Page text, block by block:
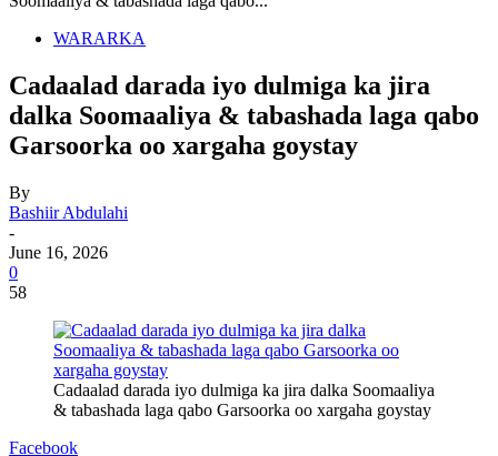
WARARKA
Cadaalad darada iyo dulmiga ka jira
dalka Soomaaliya & tabashada laga qabo
Garsoorka oo xargaha goystay
By
Bashiir Abdulahi
-
June 16, 2026
0
58
Cadaalad darada iyo dulmiga ka jira dalka Soomaaliya
& tabashada laga qabo Garsoorka oo xargaha goystay
Facebook